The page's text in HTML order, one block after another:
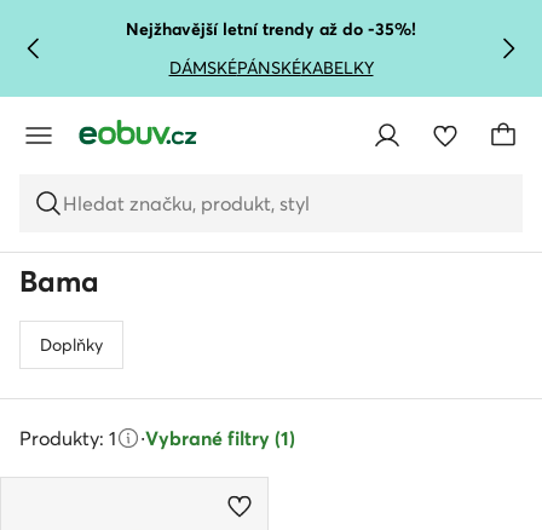
PŘEJÍT NA HLAVNÍ OBSAH
PŘEJÍT NA VYHLEDÁVÁNÍ
Nejžhavější letní trendy až do -35%!
DÁMSKÉPÁNSKÉKABELKY
Hledat značku, produkt, styl
Bama
Doplňky
Produkty: 1 ·Vybrané filtry (1)